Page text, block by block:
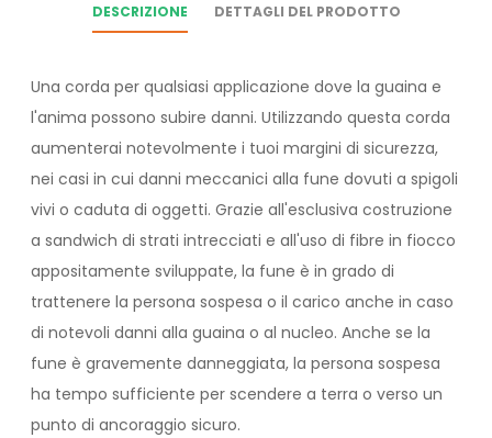
DESCRIZIONE DETTAGLI DEL PRODOTTO
Una corda per qualsiasi applicazione dove la guaina e
l'anima possono subire danni. Utilizzando questa corda
aumenterai notevolmente i tuoi margini di sicurezza,
nei casi in cui danni meccanici alla fune dovuti a spigoli
vivi o caduta di oggetti. Grazie all'esclusiva costruzione
a sandwich di strati intrecciati e all'uso di fibre in fiocco
appositamente sviluppate, la fune è in grado di
trattenere la persona sospesa o il carico anche in caso
di notevoli danni alla guaina o al nucleo. Anche se la
fune è gravemente danneggiata, la persona sospesa
ha tempo sufficiente per scendere a terra o verso un
punto di ancoraggio sicuro.